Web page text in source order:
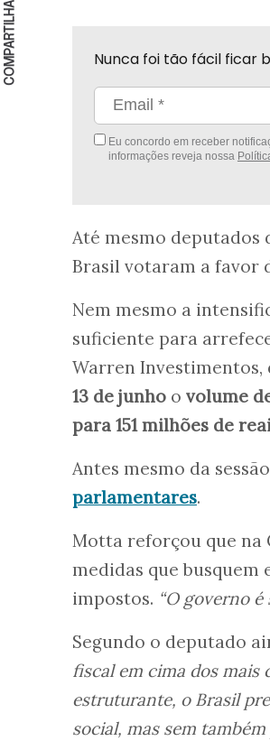
COMPARTILHAR Nunca foi tão fácil ficar
Eu concordo em receber
informações reveja nossa
Até mesmo deputados
Brasil votaram a favor
Nem mesmo a
suficiente para
Warren Investimentos,
13 de junho o volume
para 151 milhões de
Antes mesmo da
parlamentares.
Motta reforçou que na
medidas que busquem
impostos. “O governo é
Segundo o deputado
fiscal em cima dos mais
estruturante, o Brasil
social, mas sem